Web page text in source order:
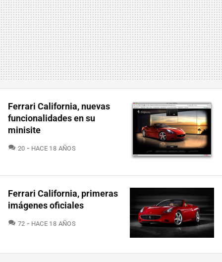
Ferrari California, nuevas
funcionalidades en su
minisite
20 COMENTARIOS
HACE 18 AÑOS
Ferrari California, primeras
imágenes oficiales
72 COMENTARIOS
HACE 18 AÑOS